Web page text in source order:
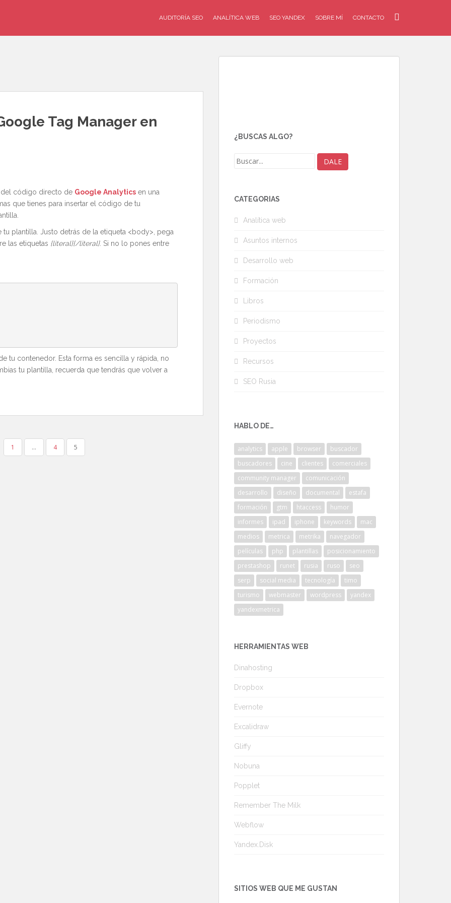
AUDITORÍA SEO ANALÍTICA WEB SEO YANDEX SOBRE MÍ CONTACTO
Tag Manager en
código directo de Google Analytics en una
que tienes para insertar el código de tu
plantilla. Justo detrás de la etiqueta <body>, pega
las etiquetas {literal}{/literal}. Si no lo pones entre
tu contenedor. Esta forma es sencilla y rápida, no
tu plantilla, recuerda que tendrás que volver a
1 … 4 5
¿BUSCAS ALGO?
CATEGORÍAS
Analítica web
Asuntos internos
Desarrollo web
Formación
Libros
Periodismo
Proyectos
Recursos
SEO Rusia
HABLO DE…
analytics apple browser
buscador
buscadores
cine clientes
comerciales
community manager
comunicación
desarrollo
diseño documental
estafa
formación
gtm htaccess
humor
informes
ipad iphone keywords
mac
medios
metrica metrika
navegador
películas
php plantillas
posicionamiento
prestashop
runet rusia ruso
seo
serp
social media tecnología
timo
turismo
webmaster wordpress
yandex
yandexmetrica
HERRAMIENTAS WEB
Dinahosting
Dropbox
Evernote
Excalidraw
Gliffy
Nobuna
Popplet
Remember The Milk
Webflow
Yandex.Disk
SITIOS WEB QUE ME GUSTAN